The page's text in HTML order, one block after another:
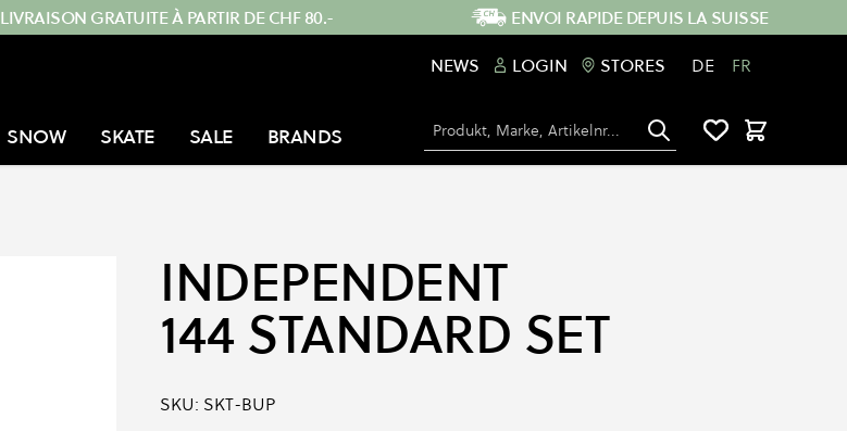
LIVRAISON GRATUITE À PARTIR DE CHF 80.-
ENVOI RAPIDE DEPUIS LA SUISSE
NEWS
LOGIN STORES DE FR
SNOW SKATE SALE BRANDS Chercher Panier
INDEPENDENT
144 STANDARD SET
SKU: SKT-BUP